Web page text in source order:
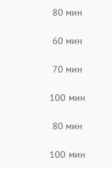
80 мин
60 мин
70 мин
100 мин
80 мин
100 мин